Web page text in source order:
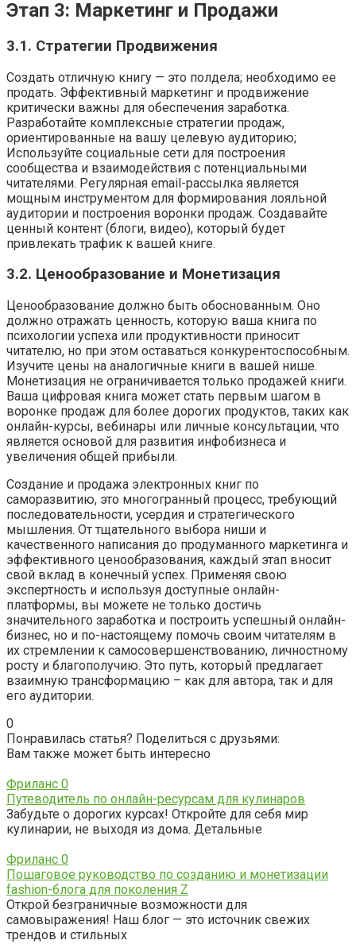
Этап 3: Маркетинг и Продажи
3.1. Стратегии Продвижения
Создать отличную книгу — это полдела; необходимо ее
продать. Эффективный маркетинг и продвижение
критически важны для обеспечения заработка.
Разработайте комплексные стратегии продаж,
ориентированные на вашу целевую аудиторию;
Используйте социальные сети для построения
сообщества и взаимодействия с потенциальными
читателями. Регулярная email-рассылка является
мощным инструментом для формирования лояльной
аудитории и построения воронки продаж. Создавайте
ценный контент (блоги, видео), который будет
привлекать трафик к вашей книге.
3.2. Ценообразование и Монетизация
Ценообразование должно быть обоснованным. Оно
должно отражать ценность, которую ваша книга по
психологии успеха или продуктивности приносит
читателю, но при этом оставаться конкурентоспособным.
Изучите цены на аналогичные книги в вашей нише.
Монетизация не ограничивается только продажей книги.
Ваша цифровая книга может стать первым шагом в
воронке продаж для более дорогих продуктов, таких как
онлайн-курсы, вебинары или личные консультации, что
является основой для развития инфобизнеса и
увеличения общей прибыли.
Создание и продажа электронных книг по
саморазвитию, это многогранный процесс, требующий
последовательности, усердия и стратегического
мышления. От тщательного выбора ниши и
качественного написания до продуманного маркетинга и
эффективного ценообразования, каждый этап вносит
свой вклад в конечный успех. Применяя свою
экспертность и используя доступные онлайн-
платформы, вы можете не только достичь
значительного заработка и построить успешный онлайн-
бизнес, но и по-настоящему помочь своим читателям в
их стремлении к самосовершенствованию, личностному
росту и благополучию. Это путь, который предлагает
взаимную трансформацию – как для автора, так и для
его аудитории.
0
Понравилась статья? Поделиться с друзьями:
Вам также может быть интересно
Фриланс 0
Путеводитель по онлайн-ресурсам для кулинаров
Забудьте о дорогих курсах! Откройте для себя мир
кулинарии, не выходя из дома. Детальные
Фриланс 0
Пошаговое руководство по созданию и монетизации
fashion-блога для поколения Z
Открой безграничные возможности для
самовыражения! Наш блог — это источник свежих
трендов и стильных